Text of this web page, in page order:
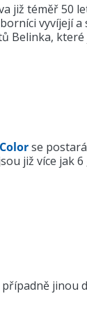
již téměř 50
vyvíjejí
Belinka,
Colorse
již více jak
jinou